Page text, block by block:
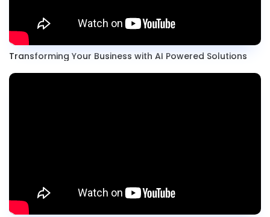
Transforming Your Business with AI Powered Solutions